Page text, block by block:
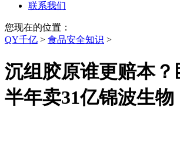
联系我们
您现在的位置：
QY千亿 > 食品安全知识 >
沉组胶原谁更赔本？
半年卖31亿锦波生物